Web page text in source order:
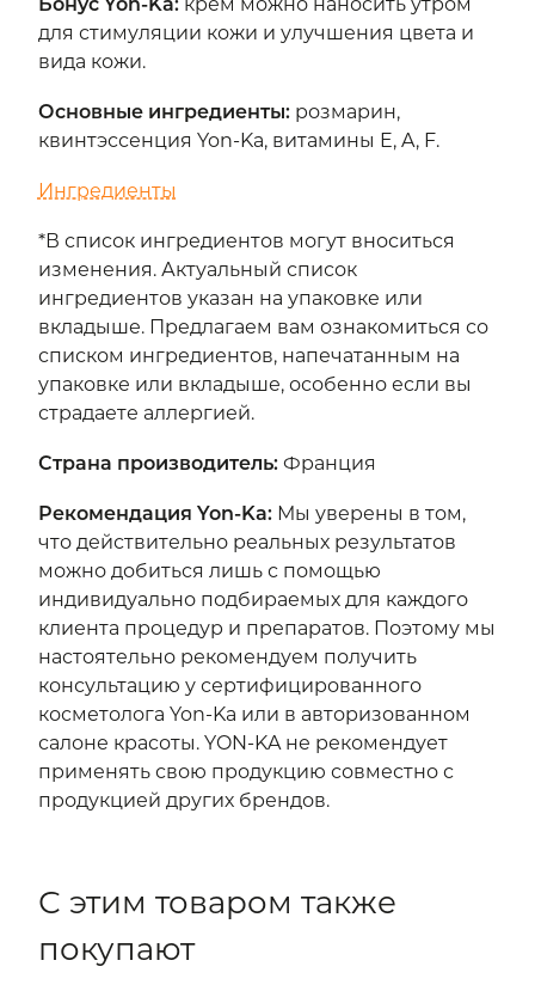
для стимуляции кожи и улучшения цвета и
вида кожи.
Основные ингредиенты:розмарин,
квинтэссенция Yon-Ka, витамины E, A, F.
Ингредиенты
*В список ингредиентов могут вноситься
изменения. Актуальный список
ингредиентов указан на упаковке или
вкладыше. Предлагаем вам ознакомиться со
списком ингредиентов, напечатанным на
упаковке или вкладыше, особенно если вы
страдаете аллергией.
Страна производитель:Франция
Рекомендация Yon-Ka:Мы уверены в том,
что действительно реальных результатов
можно добиться лишь с помощью
индивидуально подбираемых для каждого
клиента процедур и препаратов. Поэтому мы
настоятельно рекомендуем получить
консультацию у сертифицированного
косметолога Yon-Ka или в авторизованном
салоне красоты. YON-KA не рекомендует
применять свою продукцию совместно с
продукцией других брендов.
С этим товаром также
покупают